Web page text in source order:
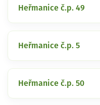
Heřmanice č.p. 49
Heřmanice č.p. 5
Heřmanice č.p. 50